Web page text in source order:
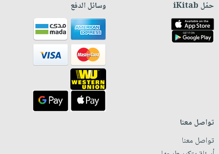
حمّل iKitab وسائل الدفع
تواصل معنا
تواصل معنا